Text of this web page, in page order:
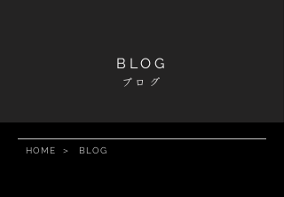
BLOG
ブログ
HOME ＞ BLOG